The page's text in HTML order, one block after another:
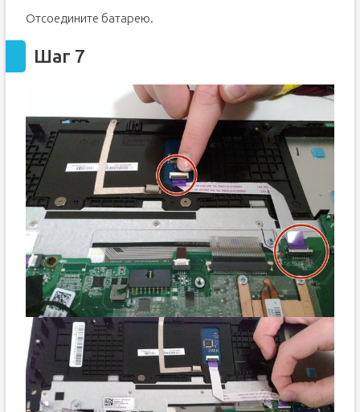
Отсоедините батарею.
Шаг 7